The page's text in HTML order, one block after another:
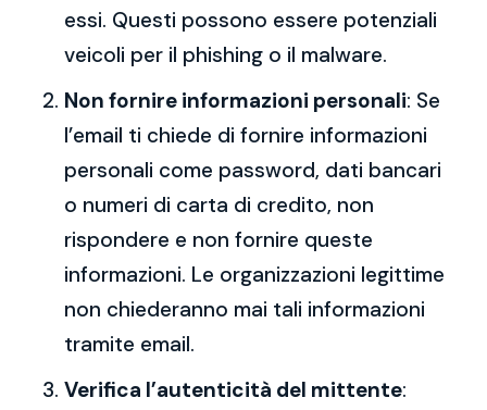
essi. Questi possono essere potenziali
veicoli per il phishing o il malware.
Non fornire informazioni personali: Se
l’email ti chiede di fornire informazioni
personali come password, dati bancari
o numeri di carta di credito, non
rispondere e non fornire queste
informazioni. Le organizzazioni legittime
non chiederanno mai tali informazioni
tramite email.
Verifica l’autenticità del mittente: